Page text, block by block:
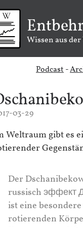
Wissen aus
Podcast-
03-29
Weltraum gibt es
Der
russisch эффект
ist eine
rotierenden